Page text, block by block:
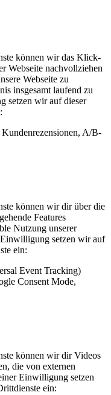
können wir das Klick-
Webseite nachvollziehen
Webseite zu
insgesamt laufend zu
setzen wir auf dieser
A/B-
können wir dir über die
Features
Nutzung unserer
setzen wir auf
ein:
Event Tracking)
Consent Mode,
können wir dir Videos
die von externen
Einwilligung setzen
ein: